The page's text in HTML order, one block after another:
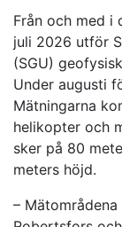
Från och med i
juli 2026 utför
(SGU)
Under augusti
Mätningarna
helikopter och
sker på 80
meters höjd.
–